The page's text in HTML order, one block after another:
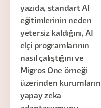
yazıda, standart AI
eğitimlerinin neden
yetersiz kaldığını, AI
elçi programlarının
nasıl çalıştığını ve
Migros One örneği
üzerinden kurumların
yapay zeka